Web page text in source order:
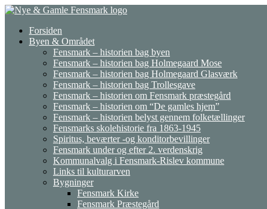
Gå
indholdForsiden
Byen & Området
Fensmark – historien bag byen
Fensmark – historien bag Holmegaard Mose
Fensmark – historien bag Holmegaard Glasværk
Fensmark – historien bag Trollesgave
Fensmark – historien om Fensmark præstegård
Fensmark – historien om “De gamles hjem”
Fensmark – historien belyst gennem folketællinger
Fensmarks skolehistorie fra 1863-1945
Spiritus, beværter -og konditorbevillinger
Fensmark under og efter 2. verdenskrig
Kommunalvalg i Fensmark-Rislev kommune
Links til kulturarven
Bygninger
Fensmark Kirke
Fensmark Præstegård